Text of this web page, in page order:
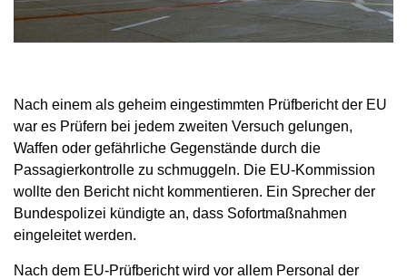
Nach einem als geheim eingestimmten Prüfbericht der EU
war es Prüfern bei jedem zweiten Versuch gelungen,
Waffen oder gefährliche Gegenstände durch die
Passagierkontrolle zu schmuggeln. Die EU-Kommission
wollte den Bericht nicht kommentieren. Ein Sprecher der
Bundespolizei kündigte an, dass Sofortmaßnahmen
eingeleitet werden.
Nach dem EU-Prüfbericht wird vor allem Personal der